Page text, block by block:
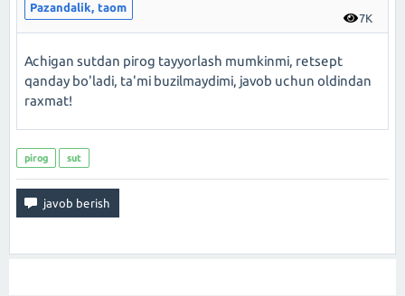
7K
Pazandalik, taom
Achigan sutdan pirog tayyorlash mumkinmi, retsept
qanday bo'ladi, ta'mi buzilmaydimi, javob uchun oldindan
raxmat!
pirog sut